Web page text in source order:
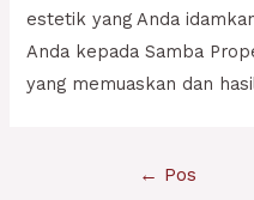
estetik yang Anda
Anda kepada Samba
yang memuaskan dan
← Pos